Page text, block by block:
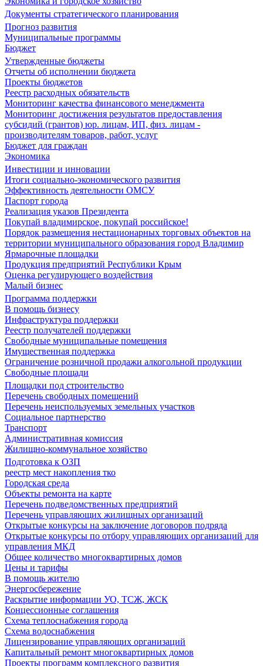
Документы стратегического планирования
Прогноз развития
Муниципальные программы
Бюджет
Утвержденные бюджеты
Отчеты об исполнении бюджета
Проекты бюджетов
Реестр расходных обязательств
Мониторинг качества финансового менеджмента
Мониторинг достижения результатов предоставления
субсидий (грантов) юр. лицам, ИП, физ. лицам -
производителям товаров, работ, услуг
Бюджет для граждан
Экономика
Инвестиции и инновации
Итоги социально-экономического развития
Эффективность деятельности ОМСУ
Паспорт города
Реализация указов Президента
Покупай владимирское, покупай российское!
Порядок размещения нестационарных торговых объектов на
территории муниципального образования город Владимир
Ярмарочные площадки
Продукция предприятий Республики Крым
Оценка регулирующего воздействия
Малый бизнес
Программа поддержки
В помощь бизнесу
Инфраструктура поддержки
Реестр получателей поддержки
Свободные муниципальные помещения
Имущественная поддержка
Ограничение розничной продажи алкогольной продукции
Свободные площади
Площадки под строительство
Перечень свободных помещений
Перечень неиспользуемых земельных участков
Социальное партнерство
Транспорт
Административная комиссия
Жилищно-коммунальное хозяйство
Подготовка к ОЗП
реестр мест накопления тко
Городская среда
Объекты ремонта на карте
Перечень подведомственных предприятий
Перечень управляющих жилищных организаций
Открытые конкурсы на заключение договоров подряда
Открытые конкурсы по отбору управляющих организаций для
управления МКД
Общее количество многоквартирных домов
Цены и тарифы
В помощь жителю
Энергосбережение
Раскрытие информации УО, ТСЖ, ЖСК
Концессионные соглашения
Схема теплоснабжения города
Схема водоснабжения
Лицензирование управляющих организаций
Капитальный ремонт многоквартирных домов
Проекты программ комплексного развития